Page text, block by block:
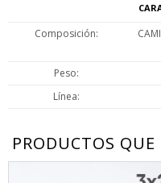
Composición
Peso
Línea
PRODUCTOS